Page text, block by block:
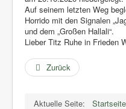
Auf seinem letzten Weg
Horrido mit den Signalen
und dem „Großen Hallali“.
Lieber Titz Ruhe in Frieden
Zurück
Aktuelle Seite: Startseite